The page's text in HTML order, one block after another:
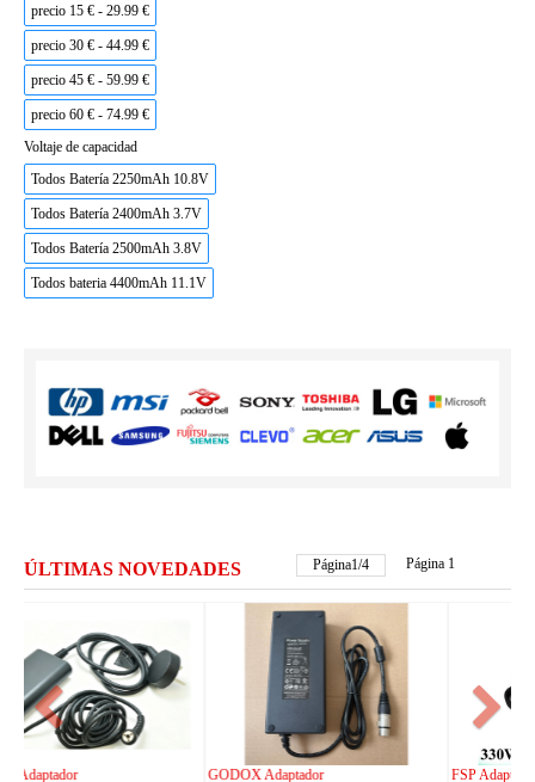
precio 15 € - 29.99 €
precio 30 € - 44.99 €
precio 45 € - 59.99 €
precio 60 € - 74.99 €
Voltaje de capacidad
Todos Batería 2250mAh 10.8V
Todos Batería 2400mAh 3.7V
Todos Batería 2500mAh 3.8V
Todos bateria 4400mAh 11.1V
ÚLTIMAS NOVEDADES Página2/4 Página 1
FSP Adaptador
HUAWEI Adaptador